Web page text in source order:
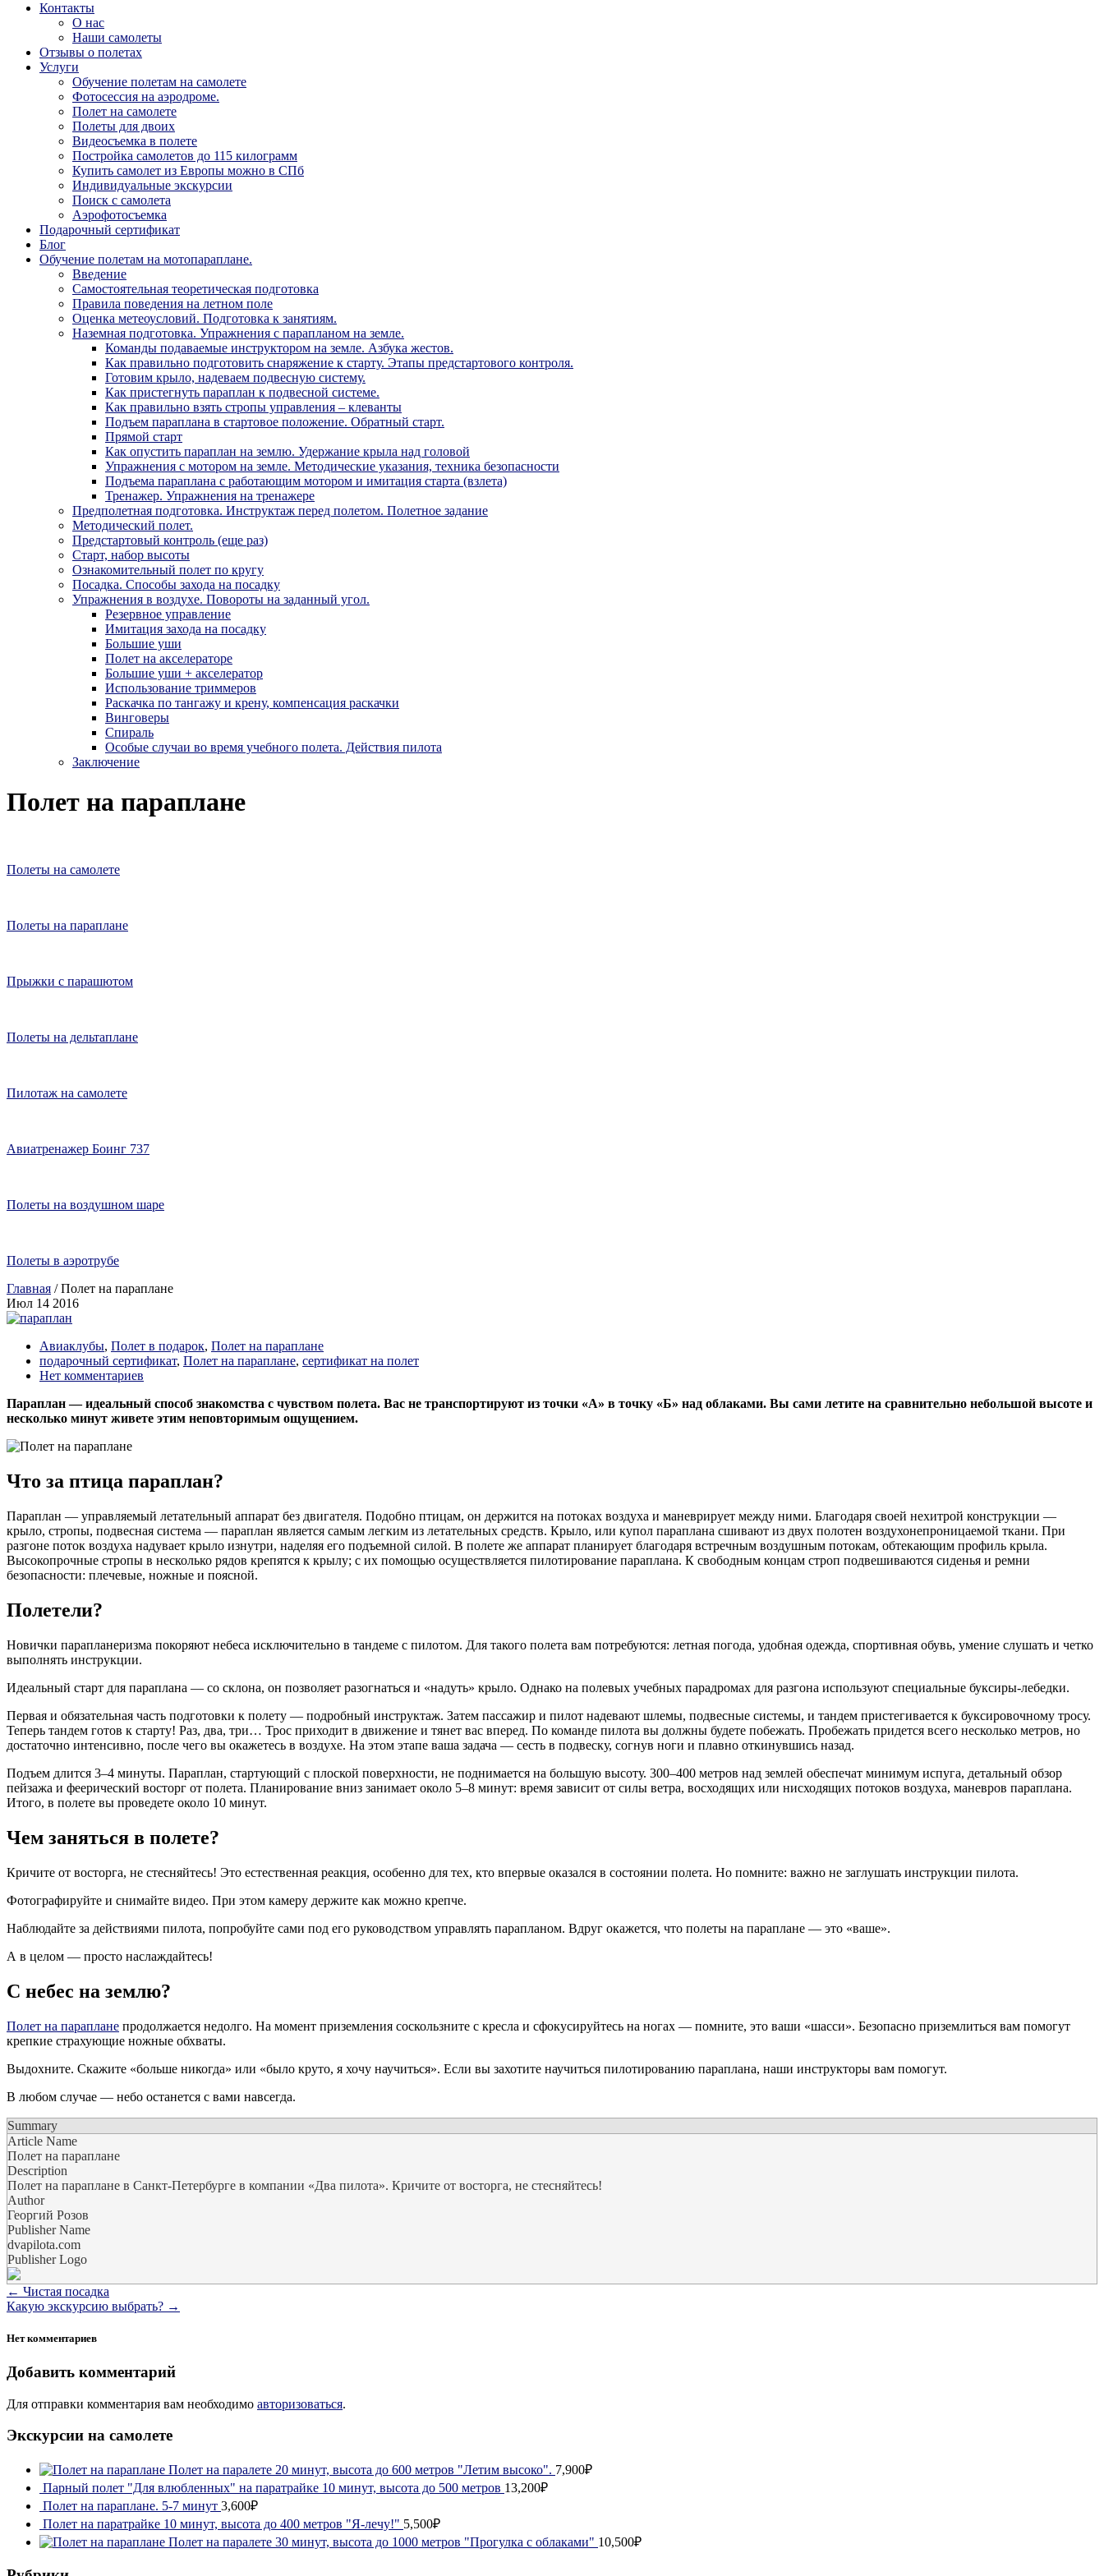
Контакты
О нас
Наши самолеты
Отзывы о полетах
Услуги
Обучение полетам на самолете
Фотосессия на аэродроме.
Полет на самолете
Полеты для двоих
Видеосъемка в полете
Постройка самолетов до 115 килограмм
Купить самолет из Европы можно в СПб
Индивидуальные экскурсии
Поиск с самолета
Аэрофотосъемка
Подарочный сертификат
Блог
Обучение полетам на мотопараплане.
Введение
Самостоятельная теоретическая подготовка
Правила поведения на летном поле
Оценка метеоусловий. Подготовка к занятиям.
Наземная подготовка. Упражнения с парапланом на земле.
Команды подаваемые инструктором на земле. Азбука жестов.
Как правильно подготовить снаряжение к старту. Этапы предстартового контроля.
Готовим крыло, надеваем подвесную систему.
Как пристегнуть параплан к подвесной системе.
Как правильно взять стропы управления – клеванты
Подъем параплана в стартовое положение. Обратный старт.
Прямой старт
Как опустить параплан на землю. Удержание крыла над головой
Упражнения с мотором на земле. Методические указания, техника безопасности
Подъема параплана с работающим мотором и имитация старта (взлета)
Тренажер. Упражнения на тренажере
Предполетная подготовка. Инструктаж перед полетом. Полетное задание
Методический полет.
Предстартовый контроль (еще раз)
Старт, набор высоты
Ознакомительный полет по кругу
Посадка. Способы захода на посадку
Упражнения в воздухе. Повороты на заданный угол.
Резервное управление
Имитация захода на посадку
Большие уши
Полет на акселераторе
Большие уши + акселератор
Использование триммеров
Раскачка по тангажу и крену, компенсация раскачки
Винговеры
Спираль
Особые случаи во время учебного полета. Действия пилота
Заключение
Полет на параплане
Полеты на самолете
Полеты на параплане
Прыжки с парашютом
Полеты на дельтаплане
Пилотаж на самолете
Авиатренажер Боинг 737
Полеты на воздушном шаре
Полеты в аэротрубе
Главная / Полет на параплане
Июл 14 2016
Авиаклубы, Полет в подарок, Полет на параплане
подарочный сертификат, Полет на параплане, сертификат на полет
Нет комментариев
Параплан — идеальный способ знакомства с чувством полета. Вас не транспортируют из точки «А» в точку «Б» над облаками. Вы сами летите на сравнительно небольшой высоте и
несколько минут живете этим неповторимым ощущением.
Что за птица параплан?
Параплан — управляемый летательный аппарат без двигателя. Подобно птицам, он держится на потоках воздуха и маневрирует между ними. Благодаря своей нехитрой конструкции —
крыло, стропы, подвесная система — параплан является самым легким из летательных средств. Крыло, или купол параплана сшивают из двух полотен воздухонепроницаемой ткани. При
разгоне поток воздуха надувает крыло изнутри, наделяя его подъемной силой. В полете же аппарат планирует благодаря встречным воздушным потокам, обтекающим профиль крыла.
Высокопрочные стропы в несколько рядов крепятся к крылу; с их помощью осуществляется пилотирование параплана. К свободным концам строп подвешиваются сиденья и ремни
безопасности: плечевые, ножные и поясной.
Полетели?
Новички парапланеризма покоряют небеса исключительно в тандеме с пилотом. Для такого полета вам потребуются: летная погода, удобная одежда, спортивная обувь, умение слушать и четко
выполнять инструкции.
Идеальный старт для параплана — со склона, он позволяет разогнаться и «надуть» крыло. Однако на полевых учебных парадромах для разгона используют специальные буксиры-лебедки.
Первая и обязательная часть подготовки к полету — подробный инструктаж. Затем пассажир и пилот надевают шлемы, подвесные системы, и тандем пристегивается к буксировочному тросу.
Теперь тандем готов к старту! Раз, два, три… Трос приходит в движение и тянет вас вперед. По команде пилота вы должны будете побежать. Пробежать придется всего несколько метров, но
достаточно интенсивно, после чего вы окажетесь в воздухе. На этом этапе ваша задача — сесть в подвеску, согнув ноги и плавно откинувшись назад.
Подъем длится 3–4 минуты. Параплан, стартующий с плоской поверхности, не поднимается на большую высоту. 300–400 метров над землей обеспечат минимум испуга, детальный обзор
пейзажа и феерический восторг от полета. Планирование вниз занимает около 5–8 минут: время зависит от силы ветра, восходящих или нисходящих потоков воздуха, маневров параплана.
Итого, в полете вы проведете около 10 минут.
Чем заняться в полете?
Кричите от восторга, не стесняйтесь! Это естественная реакция, особенно для тех, кто впервые оказался в состоянии полета. Но помните: важно не заглушать инструкции пилота.
Фотографируйте и снимайте видео. При этом камеру держите как можно крепче.
Наблюдайте за действиями пилота, попробуйте сами под его руководством управлять парапланом. Вдруг окажется, что полеты на параплане — это «ваше».
А в целом — просто наслаждайтесь!
С небес на землю?
Полет на параплане продолжается недолго. На момент приземления соскользните с кресла и сфокусируйтесь на ногах — помните, это ваши «шасси». Безопасно приземлиться вам помогут
крепкие страхующие ножные обхваты.
Выдохните. Скажите «больше никогда» или «было круто, я хочу научиться». Если вы захотите научиться пилотированию параплана, наши инструкторы вам помогут.
В любом случае — небо останется с вами навсегда.
Summary
Article Name
Полет на параплане
Description
Полет на параплане в Санкт-Петербурге в компании «Два пилота». Кричите от восторга, не стесняйтесь!
Author
Георгий Розов
Publisher Name
dvapilota.com
Publisher Logo
← Чистая посадка
Какую экскурсию выбрать? →
Нет комментариев
Добавить комментарий
Для отправки комментария вам необходимо авторизоваться.
Экскурсии на самолете
Полет на паралете 20 минут, высота до 600 метров "Летим высоко". 7,900₽
Парный полет "Для влюбленных" на паратрайке 10 минут, высота до 500 метров 13,200₽
Полет на параплане. 5-7 минут 3,600₽
Полет на паратрайке 10 минут, высота до 400 метров "Я-лечу!" 5,500₽
Полет на паралете 30 минут, высота до 1000 метров "Прогулка с облаками" 10,500₽